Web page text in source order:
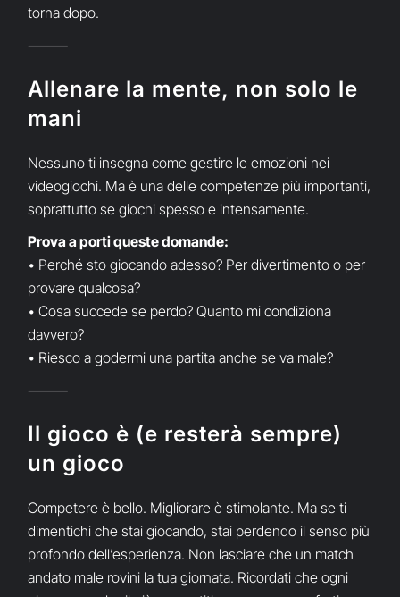
torna dopo.
⸻
Allenare la mente, non solo le
mani
Nessuno ti insegna come gestire le emozioni nei
videogiochi. Ma è una delle competenze più importanti,
soprattutto se giochi spesso e intensamente.
Prova a porti queste domande:
• Perché sto giocando adesso? Per divertimento o per
provare qualcosa?
• Cosa succede se perdo? Quanto mi condiziona
davvero?
• Riesco a godermi una partita anche se va male?
⸻
Il gioco è (e resterà sempre)
un gioco
Competere è bello. Migliorare è stimolante. Ma se ti
dimentichi che stai giocando, stai perdendo il senso più
profondo dell’esperienza. Non lasciare che un match
andato male rovini la tua giornata. Ricordati che ogni